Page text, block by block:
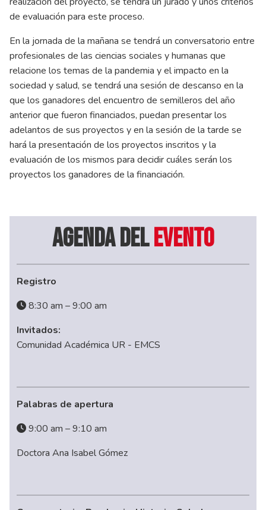
de evaluación para este proceso.
En la jornada de la mañana se tendrá un conversatorio entre
profesionales de las ciencias sociales y humanas que
relacione los temas de la pandemia y el impacto en la
sociedad y salud, se tendrá una sesión de descanso en la
que los ganadores del encuentro de semilleros del año
anterior que fueron financiados, puedan presentar los
adelantos de sus proyectos y en la sesión de la tarde se
hará la presentación de los proyectos inscritos y la
evaluación de los mismos para decidir cuáles serán los
proyectos los ganadores de la financiación.
Agenda delevento
Registro
8:30 am – 9:00 am
Invitados:
Comunidad Académica UR - EMCS
Palabras de apertura
9:00 am – 9:10 am
Doctora Ana Isabel Gómez